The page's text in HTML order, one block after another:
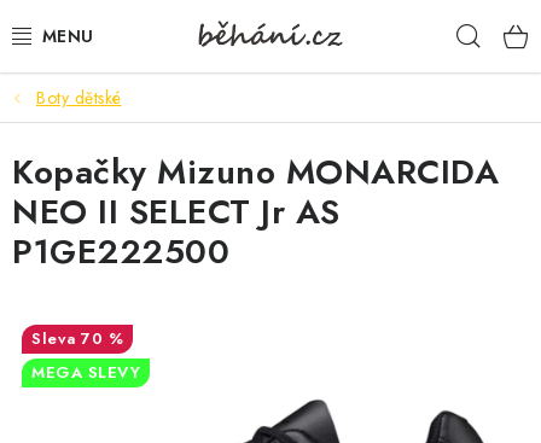
na
BOTY PÁNSKÉ
BOTY DÁMSKÉ
PÁNSKÉ OBLEČENÍ
DOPLŇKY
Boty dětské
Kopačky Mizuno MONARCIDA
NEO II SELECT Jr AS
P1GE222500
70 %
MEGA SLEVY